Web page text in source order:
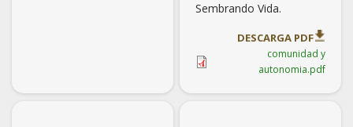
Sembrando Vida.
DESCARGA PDF
comunidad y
autonomia.pdf